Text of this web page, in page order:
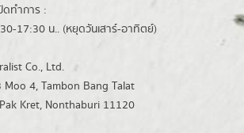
ดทำการ :
17:30 น.. (หยุดวันเสาร์-อาทิตย์)
Co., Ltd.
4, Tambon Bang Talat
Kret, Nonthaburi 11120